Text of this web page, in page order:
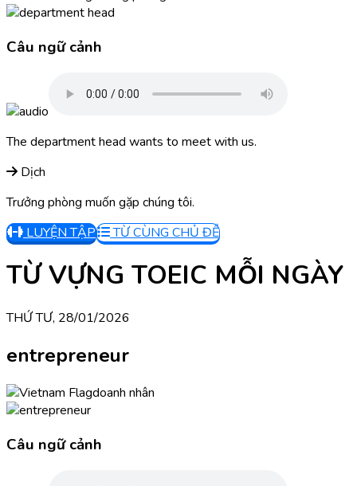
Câu ngữ cảnh
The department head wants to meet with us.
Dịch
Trưởng phòng muốn gặp chúng tôi.
LUYỆN TẬP
TỪ CÙNG CHỦ ĐỀ
TỪ VỰNG TOEIC MỖI NGÀY
THỨ TƯ, 28/01/2026
entrepreneur
doanh nhân
Câu ngữ cảnh